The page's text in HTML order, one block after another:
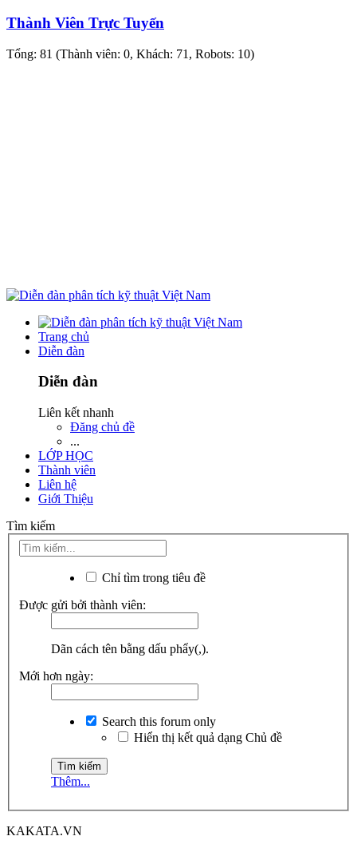
Thành Viên Trực Tuyến
Tổng: 81 (Thành viên: 0, Khách: 71, Robots: 10)
Trang chủ
Diễn đàn
Diễn đàn
Liên kết nhanh
Đăng chủ đề
...
LỚP HỌC
Thành viên
Liên hệ
Giới Thiệu
Tìm kiếm
Chỉ tìm trong tiêu đề
Được gửi bởi thành viên:
Dãn cách tên bằng dấu phẩy(,).
Mới hơn ngày:
Search this forum only
Hiển thị kết quả dạng Chủ đề
Thêm...
KAKATA.VN